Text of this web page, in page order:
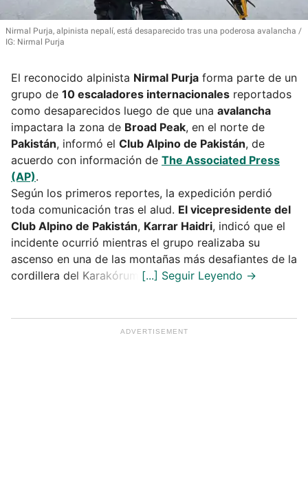
Nirmal Purja, alpinista nepalí, está desaparecido tras una poderosa avalancha
IG: Nirmal Purja
El reconocido alpinista Nirmal Purja forma parte de un
grupo de 10 escaladores internacionales reportados
como desaparecidos luego de que una avalancha
impactara la zona de Broad Peak, en el norte de
Pakistán, informó el Club Alpino de Pakistán, de
acuerdo con información de The Associated Press
(AP).
Según los primeros reportes, la expedición perdió
toda comunicación tras el alud. El vicepresidente del
Club Alpino de Pakistán, Karrar Haidri, indicó que el
incidente ocurrió mientras el grupo realizaba su
ascenso en una de las montañas más desafiantes de la
cordillera del Karakórum.